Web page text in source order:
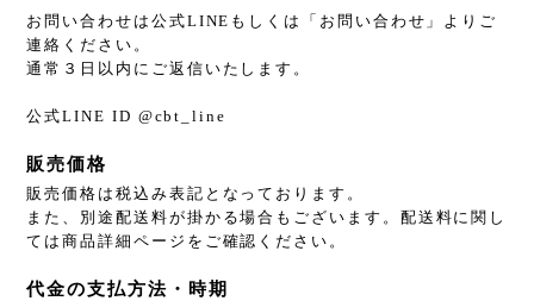
お問い合わせは公式LINEもしくは「お問い合わせ」よりご
連絡ください。
通常３日以内にご返信いたします。
公式LINE ID @cbt_line
販売価格
販売価格は税込み表記となっております。
また、別途配送料が掛かる場合もございます。配送料に関し
ては商品詳細ページをご確認ください。
代金の支払方法・時期